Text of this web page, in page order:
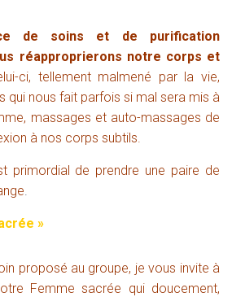
de soins et de purification
réapproprierons notre corps et
ci, tellement malmené par la vie,
qui nous fait parfois si mal sera mis à
massages et auto-massages de
à nos corps subtils.
primordial de prendre une paire de
.
»
proposé au groupe, je vous invite à
Femme sacrée qui doucement,